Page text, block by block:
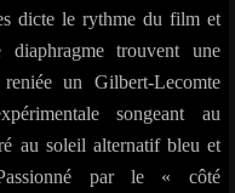
dicte le rythme du film et
trouvent une
un Gilbert-Lecomte
songeant au
au soleil alternatif bleu et
par le « côté